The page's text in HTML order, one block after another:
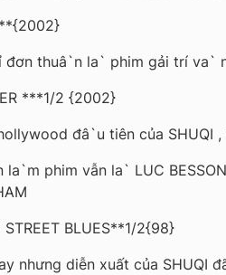
đơn thuâ`n la` phim gải trí
***1/2 {2002}
đâ`u tiên của SHUQI
la`m phim vẫn la` LUC
STREET BLUES**1/2{98}
nhưng diễn xuất của SHUQI